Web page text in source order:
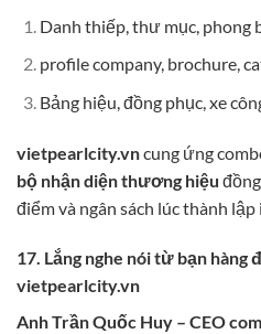
Danh thiếp, thư mục, phong
profile company, brochure,
Bảng hiệu, đồng phục, xe
vietpearlcity.vncung ứng
bộ nhận diện thương hiệu
điểm và ngân sách lúc thành lập
17. Lắng nghe nói từ bạn hàng
vietpearlcity.vn
Anh Trần Quốc Huy – CEO